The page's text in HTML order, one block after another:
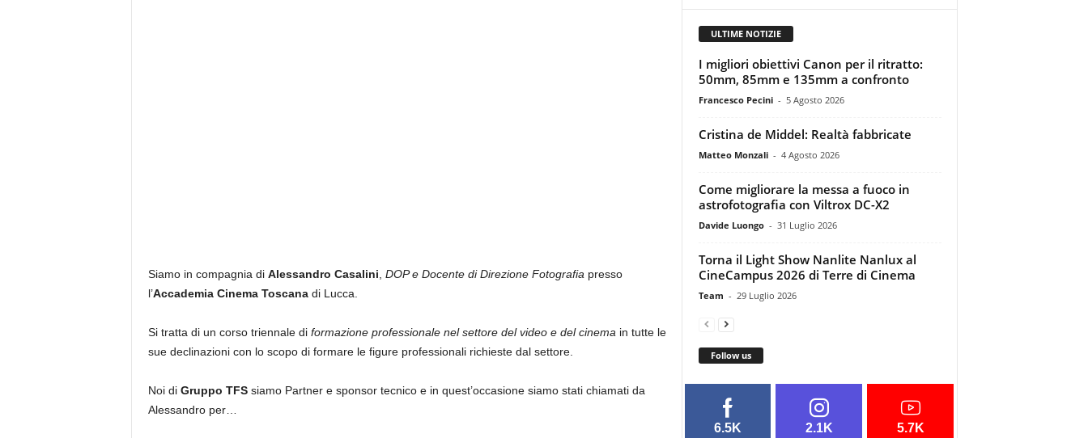
Siamo in compagnia di Alessandro Casalini DOP e Docente di Direzione Fotografia presso
l’Accademia Cinema Toscanadi Lucca.
Si tratta di un corso triennale di formazione professionale nel settore del video e del cinema in tutte le
sue declinazioni con lo scopo di formare le figure professionali richieste dal settore.
Noi di Gruppo TFSsiamo Partner e sponsor tecnico e in quest’occasione siamo stati chiamati da
Alessandro per…
ULTIME NOTIZIE
I migliori obiettivi Canon per il ritratto:
50mm, 85mm e 135mm a confronto
Francesco Pecini - 5 Agosto 2026
Cristina de Middel: Realtà fabbricate
Matteo Monzali - 4 Agosto 2026
Come migliorare la messa a fuoco in
astrofotografia con Viltrox DC-X2
Davide Luongo - 31 Luglio 2026
Torna il Light Show Nanlite Nanlux al
CineCampus 2026 di Terre di Cinema
Team - 29 Luglio 2026
Follow us
6.5K 2.1K 5.7K